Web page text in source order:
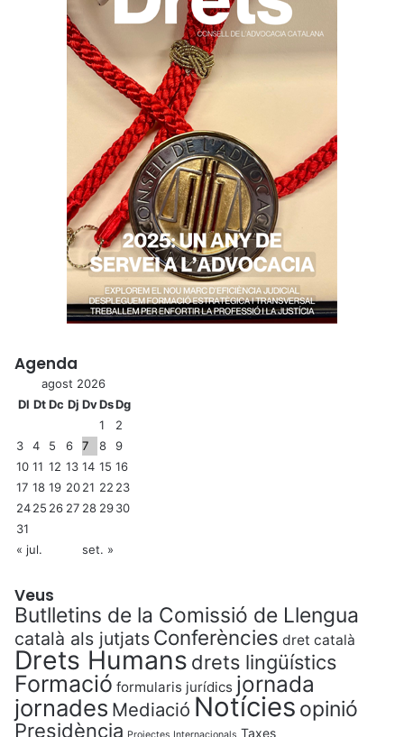
Agenda
agost 2026
Dl DtDc Dj DvDsDg
1
2
3
4 5 6 7 8
9
10 11 12 13 14 15 16
17 18 19 2021 22 23
2425 26 27 28 2930
31
« jul.
set. »
Veus
Butlletins de la Comissió de Llengua
català als jutjats Conferències dret català
Drets Humans drets lingüístics
Formació formularis jurídics jornada
jornades Mediació Notícies opinió
Presidència Taxes